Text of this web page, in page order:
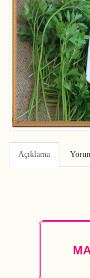
Açıklama